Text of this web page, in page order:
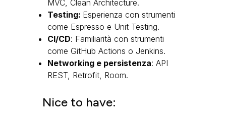
MVC, Clean Architecture.
Testing: Esperienza con strumenti
come Espresso e Unit Testing.
CI/CD: Familiarità con strumenti
come GitHub Actions o Jenkins.
Networking e persistenza: API
REST, Retrofit, Room.
Nice to have: